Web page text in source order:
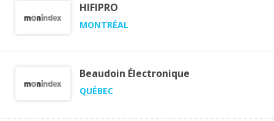
HIFIPRO
MONTRÉAL
Beaudoin Électronique
QUÉBEC